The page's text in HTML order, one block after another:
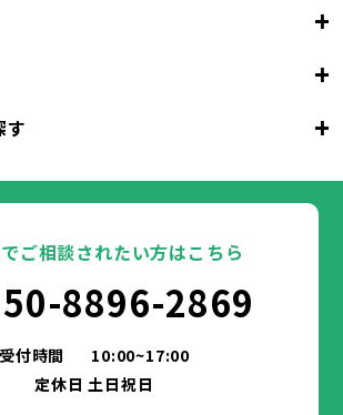
羽曳野市 門真市
摂津市
山市 阪南市
尼崎市 明石市
西宮市
伊丹市 相生市
+
岸和田市
八尾市 泉佐野市
富田林市
羽曳野市 門真市
摂津市
市 東大阪市 泉南市
四條畷市
山市 阪南市
+
岸和田市 豊中市
池田市
八尾市 泉佐野市
富田林市
長野市 松原市 大東市
和泉市
羽曳野市 門真市
摂津市
東大阪市 泉南市
四條畷市
山市 阪南市
す +
岸和田市 豊中市
池田市
市 高槻市 貝塚市
守口市
八尾市 泉佐野市
富田林市
野市 松原市 大東市
和泉市
羽曳野市 門真市
東大阪市 泉南市
山市 阪南市
ご相談されたい方はこちら
8896-2869
受付時間
10:00~17:00
定休日 土日祝日